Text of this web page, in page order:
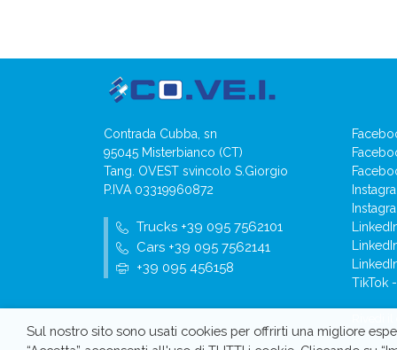
Contrada Cubba, sn
95045 Misterbianco (CT)
Tang. OVEST svincolo S.Giorgio
P.IVA 03319960872
Trucks +39 095 7562101
Cars +39 095 7562141
+39 095 456158
TikTok
Sul nostro sito sono usati cookies per offrirti una migliore